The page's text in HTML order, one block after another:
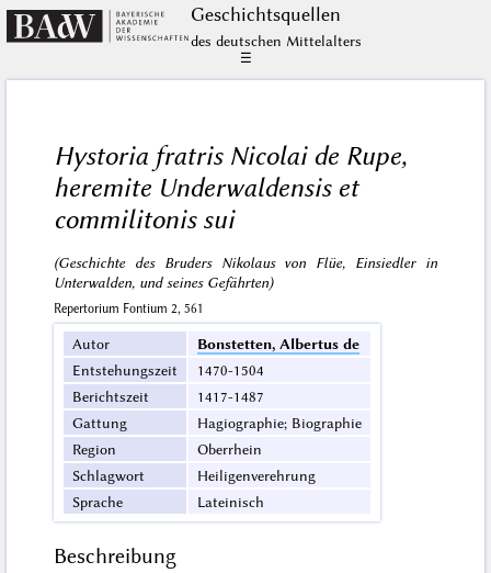
Geschichts­quellen
des deutschen Mittelalters
☰
Hystoria fratris Nicolai de Rupe,
heremite Underwaldensis et
commilitonis sui
(Geschichte des Bruders Nikolaus von Flüe, Einsiedler in
Unterwalden, und seines Gefährten)
Repertorium Fontium 2, 561
Autor
Bonstetten, Albertus de
Entstehungszeit
1470-1504
Berichtszeit
1417-1487
Gattung
Hagiographie; Biographie
Region
Oberrhein
Schlagwort
Heiligenverehrung
Sprache
Lateinisch
Beschreibung